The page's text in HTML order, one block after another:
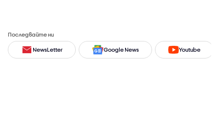
Последвайте ни
NewsLetter Google News Youtube